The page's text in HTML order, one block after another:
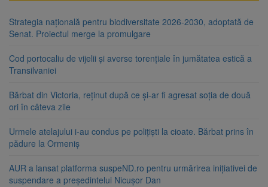
Strategia națională pentru biodiversitate 2026-2030, adoptată de
Senat. Proiectul merge la promulgare
Cod portocaliu de vijelii și averse torențiale în jumătatea estică a
Transilvaniei
Bărbat din Victoria, reținut după ce și-ar fi agresat soția de două
ori în câteva zile
Urmele atelajului i-au condus pe polițiști la cioate. Bărbat prins în
pădure la Ormeniș
AUR a lansat platforma suspeND.ro pentru urmărirea inițiativei de
suspendare a președintelui Nicușor Dan